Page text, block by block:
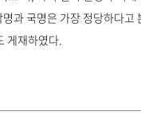
과 국명은 가장 정당하다
게재하였다.